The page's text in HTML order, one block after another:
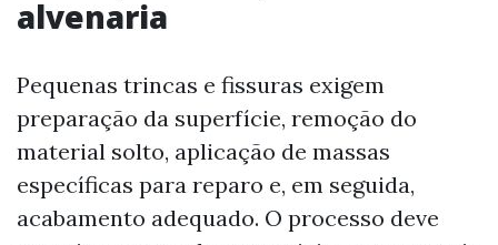
alvenaria
Pequenas trincas e fissuras exigem
preparação da superfície, remoção do
material solto, aplicação de massas
específicas para reparo e, em seguida,
acabamento adequado. O processo deve